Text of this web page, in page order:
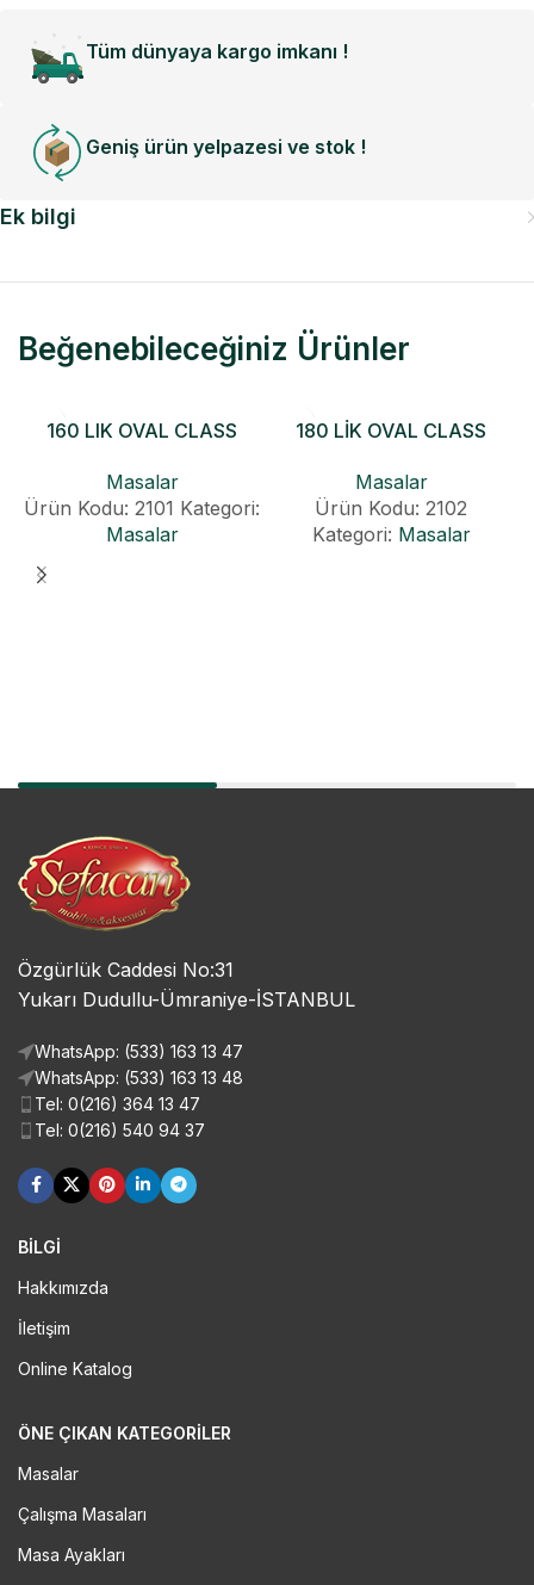
Tüm dünyaya kargo imkanı !
Geniş ürün yelpazesi ve stok !
Ek bilgi
Beğenebileceğiniz Ürünler
160 LIK OVAL CLASS
Masalar
Ürün Kodu: 2101 Kategori:
Masalar
180 LİK OVAL CLASS
Masalar
Ürün Kodu: 2102
Kategori: Masalar
Özgürlük Caddesi No:31
Yukarı Dudullu-Ümraniye-İSTANBUL
WhatsApp: (533) 163 13 47
WhatsApp: (533) 163 13 48
Tel: 0(216) 364 13 47
Tel: 0(216) 540 94 37
BİLGİ
Hakkımızda
İletişim
Online Katalog
ÖNE ÇIKAN KATEGORILER
Masalar
Çalışma Masaları
Masa Ayakları